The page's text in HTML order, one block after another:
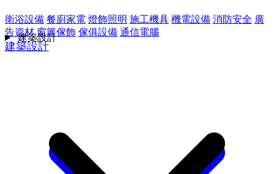
衛浴設備 餐廚家電 燈飾照明 施工機具 機電設備 消防安全 廣
告資材 窗簾傢飾 傢俱設備 通信電腦
建築設計
建築設計